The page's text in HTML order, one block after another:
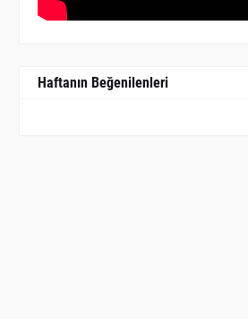
Haftanın Beğenilenleri